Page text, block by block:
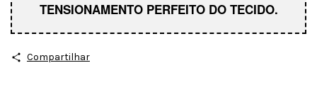
TENSIONAMENTO PERFEITO DO TECIDO.
Compartilhar